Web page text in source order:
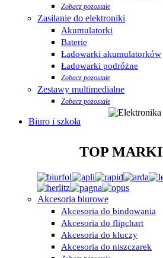
Zobacz pozostałe
Zasilanie do elektroniki
Akumulatorki
Baterie
Ładowarki akumulatorków
Ładowarki podróżne
Zobacz pozostałe
Zestawy multimedialne
Zobacz pozostałe
Biuro i szkoła
TOP MARKI
Akcesoria biurowe
Akcesoria do bindowania
Akcesoria do flipchart
Akcesoria do kluczy
Akcesoria do niszczarek